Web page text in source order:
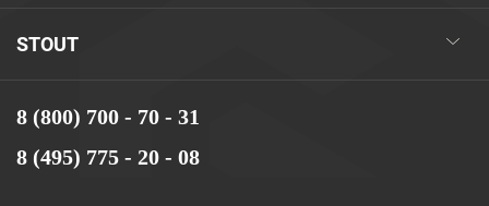
8 (800) 700 - 70 - 31
8 (495) 775 - 20 - 08
STOUT